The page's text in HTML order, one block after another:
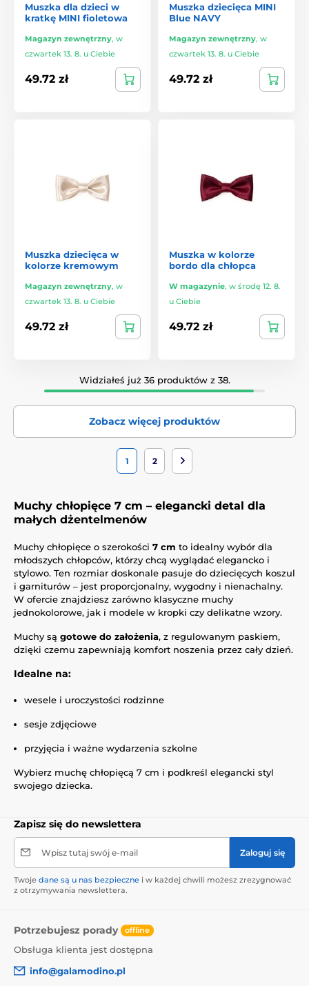
Muszka dla dzieci w
kratkę MINI fioletowa
Magazyn zewnętrzny, w
czwartek 13. 8. u Ciebie
49.72 zł
Muszka dziecięca MINI
Blue NAVY
Magazyn zewnętrzny, w
czwartek 13. 8. u Ciebie
49.72 zł
Muszka dziecięca w
kolorze kremowym
Magazyn zewnętrzny, w
czwartek 13. 8. u Ciebie
49.72 zł
Muszka w kolorze
bordo dla chłopca
W magazynie, w środę 12. 8.
u Ciebie
49.72 zł
Widziałeś już 36 produktów z 38.
Zobacz więcej produktów
1 2
Muchy chłopięce 7 cm – elegancki detal dla
małych dżentelmenów
Muchy chłopięce o szerokości 7 cm to idealny wybór dla
młodszych chłopców, którzy chcą wyglądać elegancko i
stylowo. Ten rozmiar doskonale pasuje do dziecięcych koszul
i garniturów – jest proporcjonalny, wygodny i nienachalny.
W ofercie znajdziesz zarówno klasyczne muchy
jednokolorowe, jak i modele w kropki czy delikatne wzory.
Muchy są gotowe do założenia, z regulowanym paskiem,
dzięki czemu zapewniają komfort noszenia przez cały dzień.
Idealne na:
wesele i uroczystości rodzinne
sesje zdjęciowe
przyjęcia i ważne wydarzenia szkolne
Wybierz muchę chłopięcą 7 cm i podkreśl elegancki styl
swojego dziecka.
Zapisz się do newslettera
Wpisz tutaj swój e-mail Zaloguj się
Twoje dane są u nas bezpieczne i w każdej chwili możesz zrezygnować
z otrzymywania newslettera.
Potrzebujesz porady offline
Obsługa klienta jest dostępna
info@galamodino.pl